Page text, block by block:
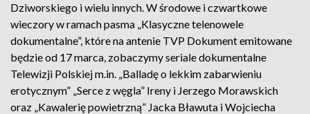
Dziworskiego i wielu innych. W środowe i czwartkowe
wieczory w ramach pasma „Klasyczne telenowele
dokumentalne”, które na antenie TVP Dokument emitowane
będzie od 17 marca, zobaczymy seriale dokumentalne
Telewizji Polskiej m.in. „Balladę o lekkim zabarwieniu
erotycznym” „Serce z węgla” Ireny i Jerzego Morawskich
oraz „Kawalerię powietrzną” Jacka Bławuta i Wojciecha